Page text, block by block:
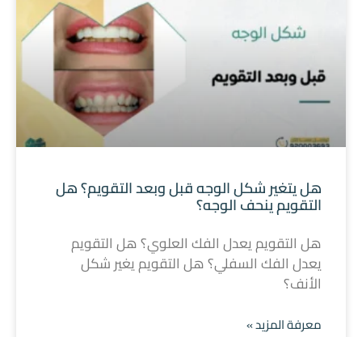
هل يتغير شكل الوجه قبل وبعد التقويم؟ هل
التقويم ينحف الوجه؟
هل التقويم يعدل الفك العلوي؟ هل التقويم
يعدل الفك السفلي؟ هل التقويم يغير شكل
الأنف؟
معرفة المزيد »